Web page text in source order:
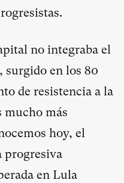
no integraba el
surgido en los 80
de resistencia a la
mucho más
hoy, el
progresiva
en Lula